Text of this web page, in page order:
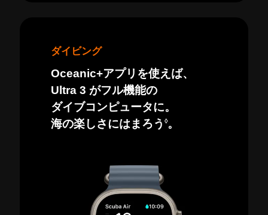
ダイビング
Oceanic+アプリを使えば、
Ultra 3 がフル機能の
ダイブコンピュータに。
海の楽しさにはまろう ◊。